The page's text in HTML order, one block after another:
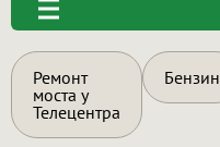
Ремонт
моста у
Телецентра
Бензин